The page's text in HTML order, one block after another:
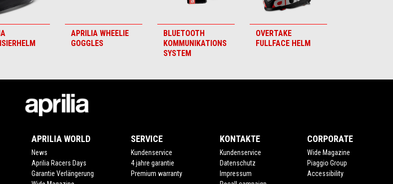
APRILIA WHEELIE
GOGGLES
BLUETOOTH
KOMMUNIKATIONS
SYSTEM
OVERTAKE
FULLFACE HELM
APRILIA WORLD
News
Aprilia Racers Days
Garantie Verlängerung
SERVICE
Kundenservice
4 jahre garantie
Premium warranty
KONTAKTE
Kundenservice
Datenschutz
Impressum
CORPORATE
Wide Magazine
Piaggio Group
Accessibility